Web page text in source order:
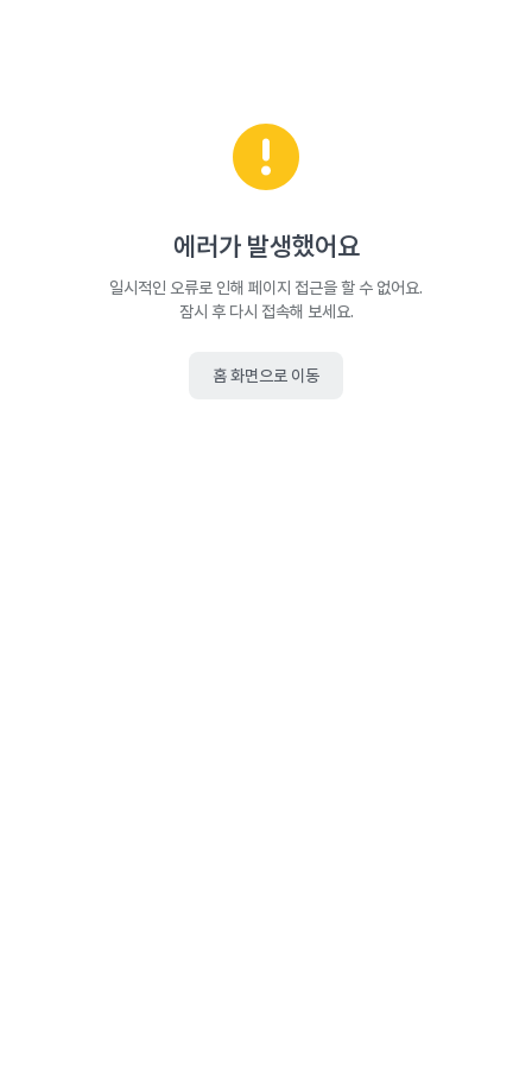
에러가 발생했어요
일시적인 오류로 인해 페이지 접근을 할 수 없어요.
잠시 후 다시 접속해 보세요.
홈 화면으로 이동